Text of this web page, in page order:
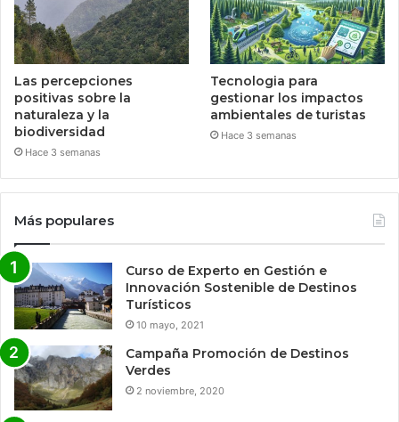
Las percepciones
positivas sobre la
naturaleza y la
biodiversidad
Hace 3 semanas
Tecnologia para
gestionar los impactos
ambientales de turistas
Hace 3 semanas
Más populares
Curso de Experto en Gestión e
Innovación Sostenible de Destinos
Turísticos
10 mayo, 2021
Campaña Promoción de Destinos
Verdes
2 noviembre, 2020